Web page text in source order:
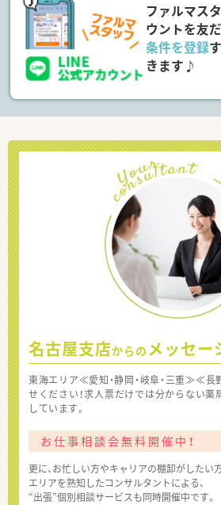
ファルマス
ウントを友
条件を登録
きます♪
名古屋支店からの メッセー
東海エリア≪愛知・静岡・岐阜・三重≫≪
せください！求人票だけでは分からない薬
しています。
お仕事相談会無料開催中！
更に、お忙しい方やキャリアの棚卸がしたい
エリアを熟知したコンサルタントによる、
“出張”個別相談サービスも同時開催中です。